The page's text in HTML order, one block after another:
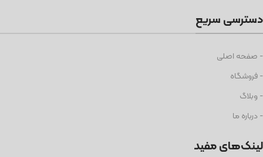
دسترسی سریع
- صفحه اصلی
- فروشگاه
- وبلاگ
- درباره ما
لینک‌های مفید